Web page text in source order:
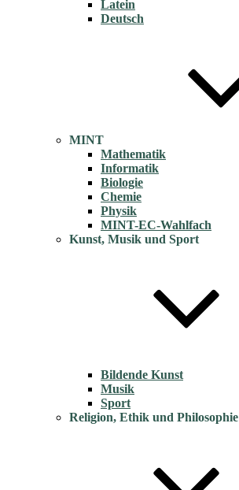
Latein
Deutsch
MINT
Mathematik
Informatik
Biologie
Chemie
Physik
MINT-EC-Wahlfach
Kunst, Musik und Sport
Bildende Kunst
Musik
Sport
Religion, Ethik und Philosophie